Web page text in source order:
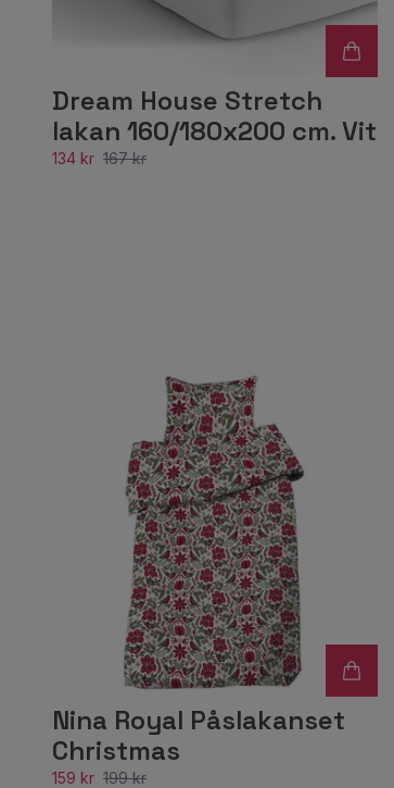
Dream House Stretch
lakan 160/180x200 cm. Vit
134 kr 167 kr
Nina Royal Påslakanset
Christmas
159 kr 199 kr